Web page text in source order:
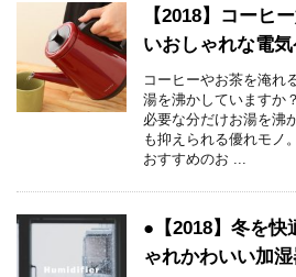
【2018】コーヒ
いおしゃれな電気
コーヒーやお茶を淹れ
湯を沸かしていますか
必要な分だけお湯を沸
も抑えられる優れモノ
おすすめのお ...
●【2018】冬を快
ゃれかわいい加湿